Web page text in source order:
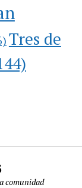
Tres de
comunidad